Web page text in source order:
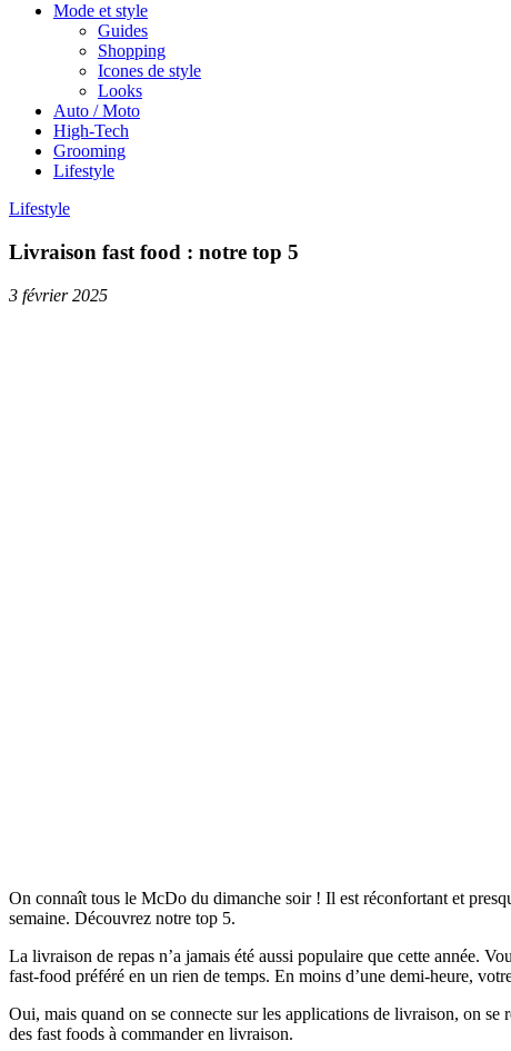
Mode et style
Guides
Shopping
Icones de style
Looks
Auto / Moto
High-Tech
Grooming
Lifestyle
Lifestyle
Livraison fast food : notre top 5
3 février 2025
On connaît tous le McDo du dimanche soir ! Il est réconfortant et
semaine. Découvrez notre top 5.
La livraison de repas n’a jamais été aussi populaire que cette année.
fast-food préféré en un rien de temps. En moins d’une demi-heure,
Oui, mais quand on se connecte sur les applications de livraison, on
des fast foods à commander en livraison.